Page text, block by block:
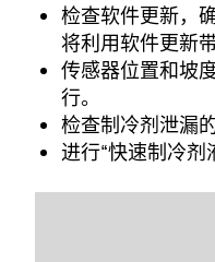
检查软件更新，
将利用软件更新
传感器位置和坡
行。
检查制冷剂泄漏
进行“快速制冷剂